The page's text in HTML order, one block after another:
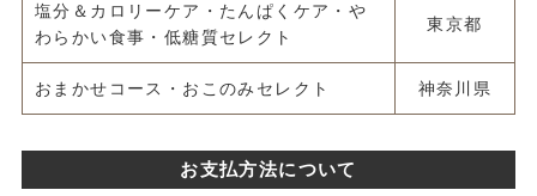
塩分＆カロリーケア・たんぱくケア・や
わらかい食事・低糖質セレクト
東京都
おまかせコース・おこのみセレクト 神奈川県
お支払方法について